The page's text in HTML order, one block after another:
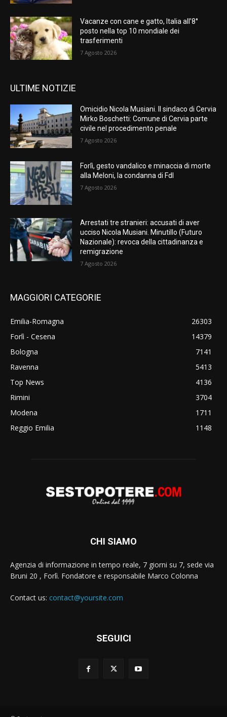
Vacanze con cane e gatto, Italia all’8°
posto nella top 10 mondiale dei
trasferimenti
7 Agosto 2026
ULTIME NOTIZIE
Omicidio Nicola Musiani. Il sindaco di Cervia
Mirko Boschetti: Comune di Cervia parte
civile nel procedimento penale
7 Agosto 2026
Forlì, gesto vandalico e minaccia di morte
alla Meloni, la condanna di FdI
7 Agosto 2026
Arrestati tre stranieri: accusati di aver
ucciso Nicola Musiani. Minutillo (Futuro
Nazionale): revoca della cittadinanza e
remigrazione
7 Agosto 2026
MAGGIORI CATEGORIE
Emilia-Romagna
26303
Forlì - Cesena
14379
Bologna
7141
Ravenna
5413
Top News
4136
Rimini
3704
Modena
1711
Reggio Emilia
1148
CHI SIAMO
Agenzia di informazione in tempo reale, 7 giorni su 7, sede via
Bruni 20 , Forlì. Fondatore e responsabile Marco Colonna
Contact us: contact@yoursite.com
SEGUICI